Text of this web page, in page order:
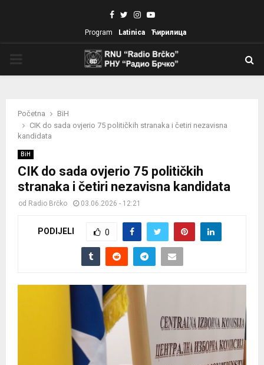
Facebook
TwitterInstagram
Youtube
Program Latinica Ћирилица
Početna
BiH
CIK do sada ovjerio 75 političkih stranaka i četiri nezavisna
kandidata
BiH
CIK do sada ovjerio 75 političkih
stranaka i četiri nezavisna kandidata
od Radio Brčko 03.06.2026 - 12:21
PODIJELI 0